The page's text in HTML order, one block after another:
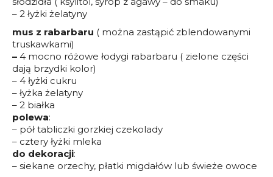
– 2 łyżki żelatyny
mus z rabarbaru ( można zastąpić zblendowanymi
truskawkami)
– 4 mocno różowe łodygi rabarbaru ( zielone części
dają brzydki kolor)
– 4 łyżki cukru
– łyżka żelatyny
– 2 białka
polewa:
– pół tabliczki gorzkiej czekolady
– cztery łyżki mleka
do dekoracji:
– siekane orzechy, płatki migdałów lub świeże owoce